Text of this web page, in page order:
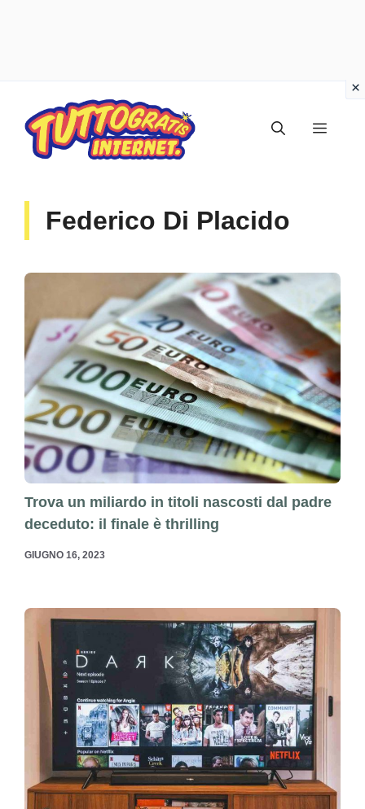
contenuto
Menu
Federico Di Placido
Trova un miliardo in titoli nascosti dal padre
deceduto: il finale è thrilling
GIUGNO 16, 2023